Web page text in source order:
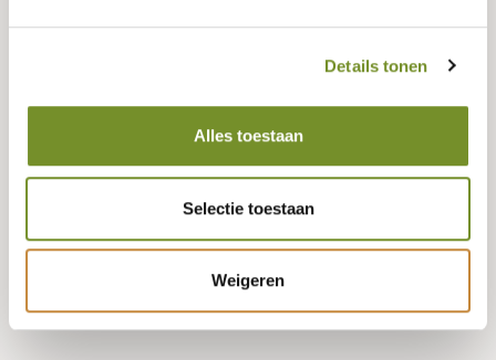
Details tonen
Alles toestaan
Selectie toestaan
Weigeren
Geen voorraad, misschien zijn er andere varianten beschikbaar?
Bestellen